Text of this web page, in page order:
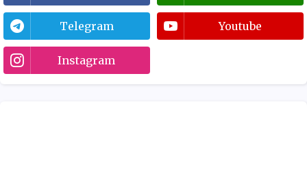
Telegram Youtube
Instagram